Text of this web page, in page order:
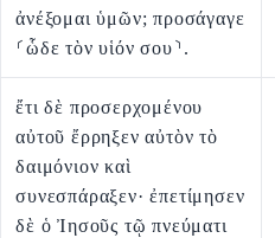
ἀνέξομαι ὑμῶν; προσάγαγε
⸂ὧδε τὸν υἱόν σου⸃.
ἔτι δὲ προσερχομένου
αὐτοῦ ἔρρηξεν αὐτὸν τὸ
δαιμόνιον καὶ
συνεσπάραξεν· ἐπετίμησεν
δὲ ὁ Ἰησοῦς τῷ πνεύματι